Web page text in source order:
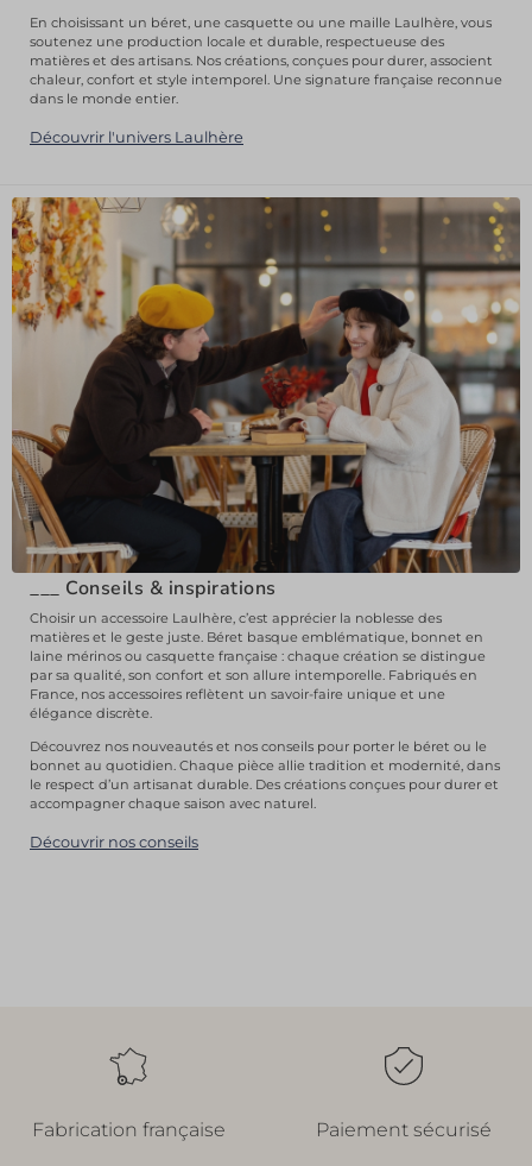
En choisissant un béret, une casquette ou une maille Laulhère, vous
soutenez une production locale et durable, respectueuse des
matières et des artisans. Nos créations, conçues pour durer, associent
chaleur, confort et style intemporel. Une signature française reconnue
dans le monde entier.
Découvrir l'univers Laulhère
___ Conseils & inspirations
Choisir un accessoire Laulhère, c’est apprécier la noblesse des
matières et le geste juste. Béret basque emblématique, bonnet en
laine mérinos ou casquette française : chaque création se distingue
par sa qualité, son confort et son allure intemporelle. Fabriqués en
France, nos accessoires reflètent un savoir-faire unique et une
élégance discrète.
Découvrez nos nouveautés et nos conseils pour porter le béret ou le
bonnet au quotidien. Chaque pièce allie tradition et modernité, dans
le respect d’un artisanat durable. Des créations conçues pour durer et
accompagner chaque saison avec naturel.
Découvrir nos conseils
Fabrication française Paiement sécurisé